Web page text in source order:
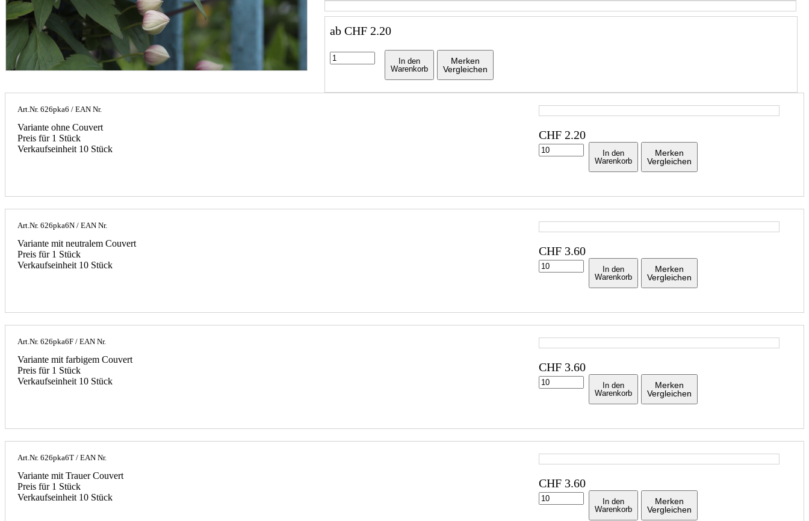
ab CHF 2.20
In den
Warenkorb
Merken
Vergleichen
Art.Nr. 626pka6 / EAN Nr.
Variante ohne Couvert
Preis für 1 Stück
Verkaufseinheit 10 Stück
CHF 2.20
In den
Warenkorb
Merken
Vergleichen
Art.Nr. 626pka6N / EAN Nr.
Variante mit neutralem Couvert
Preis für 1 Stück
Verkaufseinheit 10 Stück
CHF 3.60
In den
Warenkorb
Merken
Vergleichen
Art.Nr. 626pka6F / EAN Nr.
Variante mit farbigem Couvert
Preis für 1 Stück
Verkaufseinheit 10 Stück
CHF 3.60
In den
Warenkorb
Merken
Vergleichen
Art.Nr. 626pka6T / EAN Nr.
Variante mit Trauer Couvert
Preis für 1 Stück
Verkaufseinheit 10 Stück
CHF 3.60
In den
Warenkorb
Merken
Vergleichen